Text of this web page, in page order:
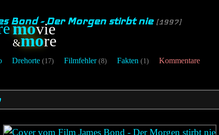
movie
&more
Bond - Der Morgen stirbt nie [1997]
Drehorte (17) Filmfehler (8) Fakten (1) Kommentare